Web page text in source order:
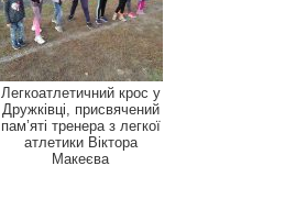
Легкоатлетичний крос у
Дружківці, присвячений
пам’яті тренера з легкої
атлетики Віктора
Макеєва